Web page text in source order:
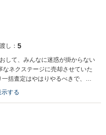
し： 5
して、みんなに迷惑が掛からない
ネクステージに売却させていた
括査定はやはりやるべきで、や
は活用させていただきます
する